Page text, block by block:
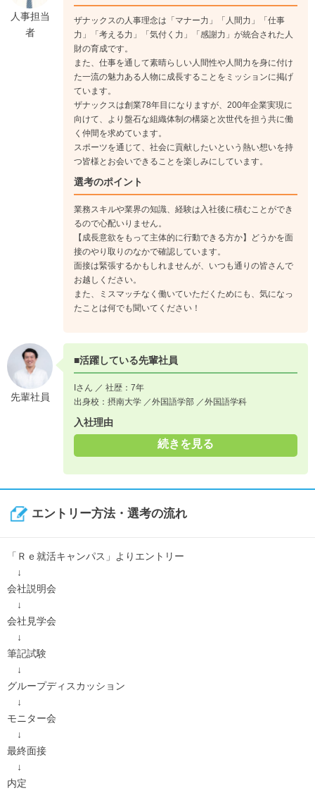
人事担当
者
ザナックスの人事理念は「マナー力」「人間力」「仕事
力」「考える力」「気付く力」「感謝力」が統合された人
財の育成です。
また、仕事を通して素晴らしい人間性や人間力を身に付け
た一流の魅力ある人物に成長することをミッションに掲げ
ています。
ザナックスは創業78年目になりますが、200年企業実現に
向けて、より盤石な組織体制の構築と次世代を担う共に働
く仲間を求めています。
スポーツを通じて、社会に貢献したいという熱い想いを持
つ皆様とお会いできることを楽しみにしています。
選考のポイント
業務スキルや業界の知識、経験は入社後に積むことができ
るので心配いりません。
【成長意欲をもって主体的に行動できる方か】どうかを面
接のやり取りのなかで確認しています。
面接は緊張するかもしれませんが、いつも通りの皆さんで
お越しください。
また、ミスマッチなく働いていただくためにも、気になっ
たことは何でも聞いてください！
先輩社員
■活躍している先輩社員
Iさん ／ 社歴：7年
出身校：摂南大学 ／外国語学部 ／外国語学科
入社理由
続きを見る
エントリー方法・選考の流れ
「Ｒｅ就活キャンパス」よりエントリー
↓
会社説明会
↓
会社見学会
↓
筆記試験
↓
グループディスカッション
↓
モニター会
↓
最終面接
↓
内定